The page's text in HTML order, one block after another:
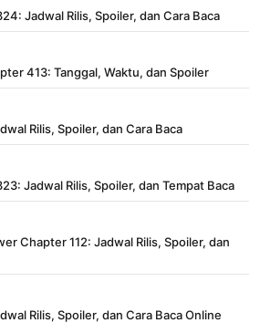
Jadwal Rilis, Spoiler, dan Cara Baca
413: Tanggal, Waktu, dan Spoiler
Rilis, Spoiler, dan Cara Baca
Jadwal Rilis, Spoiler, dan Tempat Baca
Chapter 112: Jadwal Rilis, Spoiler, dan
Rilis, Spoiler, dan Cara Baca Online